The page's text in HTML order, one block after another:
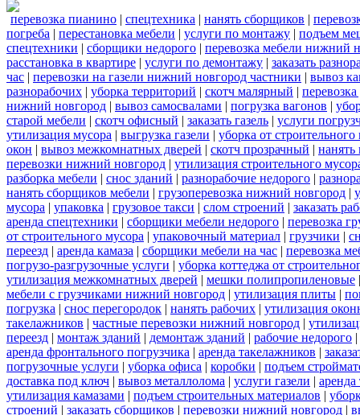
перевозка пианино | спецтехника | нанять сборщиков |
погреба | перестановка мебели | услуги по монтажу | подъем
спецтехники | сборщики недорого | перевозка мебели нижний
расстановка в квартире | услуги по демонтажу | заказать
час | перевозки на газели нижний новгород частники | вывоз
разнорабочих | уборка территорий | скотч малярный |
нижний новгород | вывоз самосвалами | погрузка вагонов |
старой мебели | скотч офисный | заказать газель | услуги
утилизация мусора | выгрузка газели | уборка от строительного
окон | вывоз межкомнатных дверей | скотч прозрачный | нанять
перевозки нижний новгород | утилизация строительного
разборка мебели | снос зданий | разнорабочие недорого |
нанять сборщиков мебели | грузоперевозка нижний новгород |
мусора | упаковка | грузовое такси | слом строений | заказать
аренда спецтехники | сборщики мебели недорого | перевозка
от строительного мусора | упаковочный материал | грузчики |
переезд | аренда камаза | сборщики мебели на час | перевозка
погрузо-разгрузочные услуги | уборка коттеджа от
утилизация межкомнатных дверей | мешки полипропиленовые
мебели с грузчиками нижний новгород | утилизация плиты |
погрузка | снос перегородок | нанять рабочих | утилизация
такелажников | частные перевозки нижний новгород |
переезд | монтаж зданий | демонтаж зданий | рабочие недорого |
аренда фронтального погрузчика | аренда такелажников |
погрузочные услуги | уборка офиса | коробки | подъем
доставка под ключ | вывоз металлолома | услуги газели | аренда
утилизация камазами | подъем строительных материалов |
строений | заказать сборщиков | перевозки нижний новгород |